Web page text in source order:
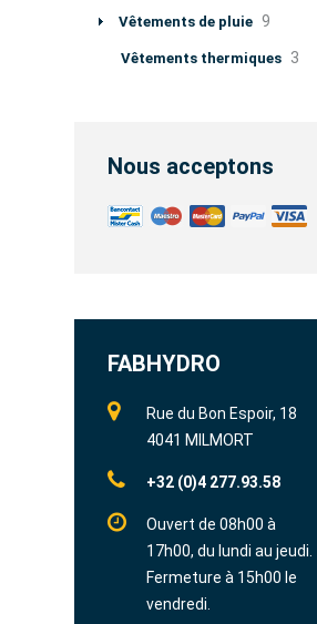
Vêtements de pluie 9
Vêtements thermiques 3
Nous acceptons
FABHYDRO
Rue du Bon Espoir, 18
4041 MILMORT
+32 (0)4 277.93.58
Ouvert de 08h00 à
17h00, du lundi au jeudi.
Fermeture à 15h00 le
vendredi.